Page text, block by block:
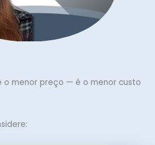
menor preço — é o menor custo